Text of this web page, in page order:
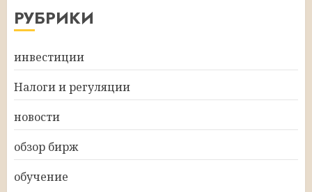
РУБРИКИ
инвестиции
Налоги и регуляции
новости
обзор бирж
обучение